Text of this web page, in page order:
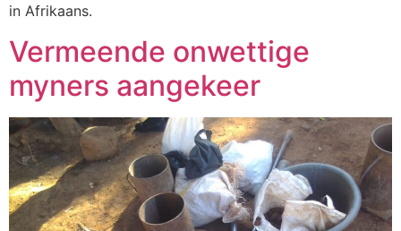
in Afrikaans.
Vermeende onwettige
myners aangekeer